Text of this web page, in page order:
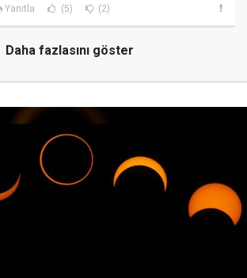
Yanıtla (5) (2)
Daha fazlasını göster